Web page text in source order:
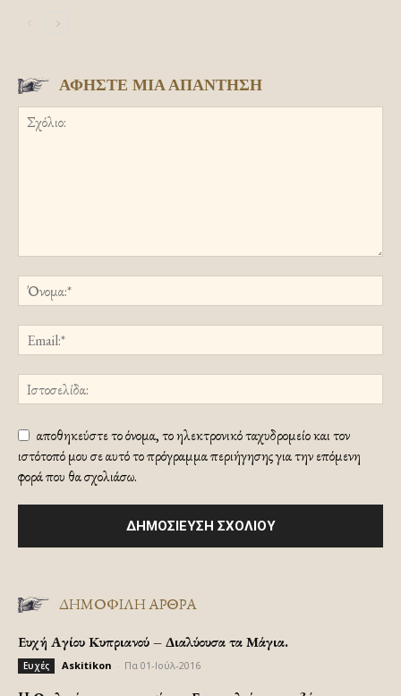
ΑΦΗΣΤΕ ΜΙΑ ΑΠΑΝΤΗΣΗ
αποθηκεύστε το όνομα, το ηλεκτρονικό ταχυδρομείο και τον
ιστότοπό μου σε αυτό το πρόγραμμα περιήγησης για την επόμενη
φορά που θα σχολιάσω.
ΔΗΜΟΦΙΛΗ ΑΡΘΡΑ
Ευχή Αγίου Κυπριανού – Διαλύουσα τα Μάγια.
Ευχές Askitikon Πα 01-Ιούλ-2016